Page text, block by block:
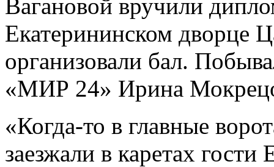
Вагановой вручили
Екатерининском дворце
организовали бал.
«МИР 24» Ирина
«Когда-то в главные
заезжали в каретах